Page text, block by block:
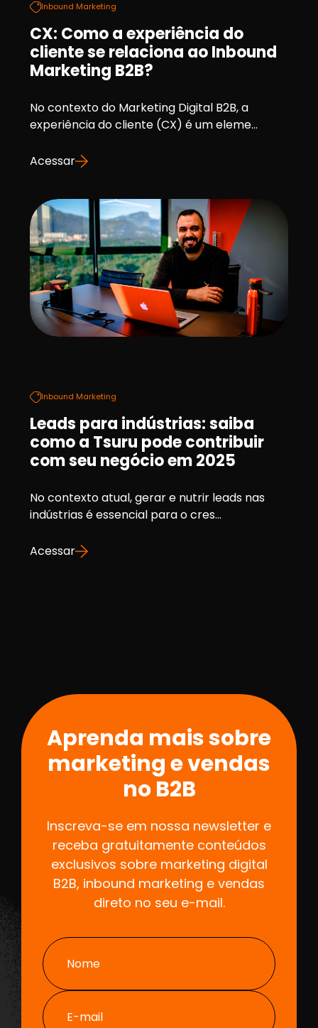
Inbound Marketing
CX: Como a experiência do
cliente se relaciona ao Inbound
Marketing B2B?
No contexto do Marketing Digital B2B, a
experiência do cliente (CX) é um eleme...
Acessar
Inbound Marketing
Leads para indústrias: saiba
como a Tsuru pode contribuir
com seu negócio em 2025
No contexto atual, gerar e nutrir leads nas
indústrias é essencial para o cres...
Acessar
Aprenda mais sobre
marketing e vendas
no B2B
Inscreva-se em nossa newsletter e
receba gratuitamente conteúdos
exclusivos sobre marketing digital
B2B, inbound marketing e vendas
direto no seu e-mail.
Nome
E-mail